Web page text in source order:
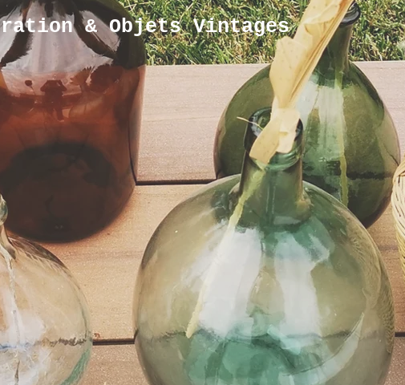
& Objets Vintages